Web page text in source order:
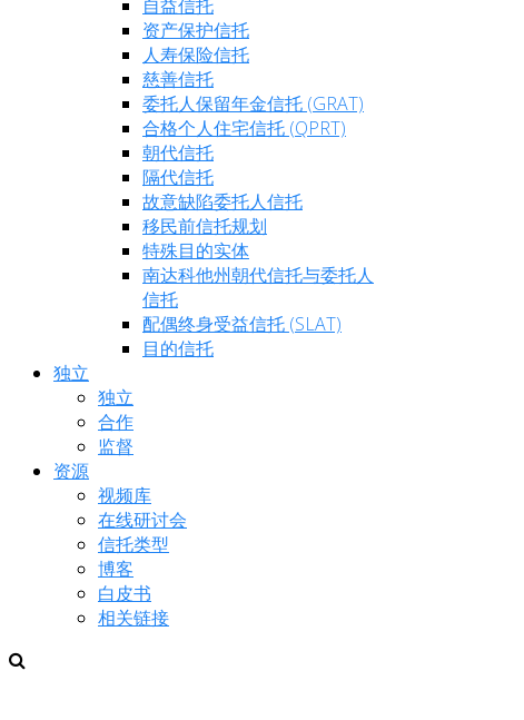
自益信托
资产保护信托
人寿保险信托
慈善信托
委托人保留年金信托 (GRAT)
合格个人住宅信托 (QPRT)
朝代信托
隔代信托
故意缺陷委托人信托
移民前信托规划
特殊目的实体
南达科他州朝代信托与委托人
信托
配偶终身受益信托 (SLAT)
目的信托
独立
独立
合作
监督
资源
视频库
在线研讨会
信托类型
博客
白皮书
相关链接